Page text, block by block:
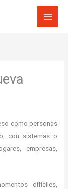
como personas
con sistemas o
empresas,
difíciles,